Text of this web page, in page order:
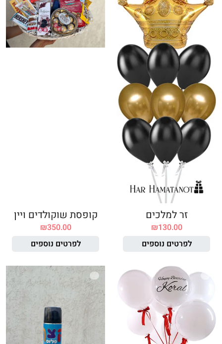
זר למלכים
₪130.00
לפרטים נוספים
קופסת שוקולדים ויין
₪350.00
לפרטים נוספים